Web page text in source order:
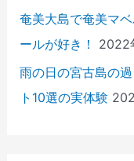
奄美大島で奄美マ
ールが好き！
2022
雨の日の宮古島の
ト10選の実体験